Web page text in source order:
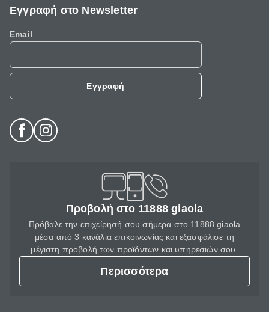
Εγγραφή στο Newsletter
Email
Εγγραφή
Προβολή στο 11888 giaola
Πρόβαλε την επιχείρησή σου σήμερα στο 11888 giaola
μέσα από 3 κανάλια επικοινωνίας και εξασφάλισε τη
μέγιστη προβολή των προϊόντων και υπηρεσιών σου.
Περισσότερα